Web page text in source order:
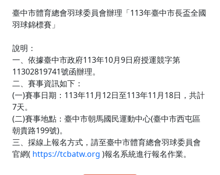
臺中市體育總會羽球委員會辦理「113年臺中市長盃全國
羽球錦標賽」
說明：
一、依據臺中市政府113年10月9日府授運競字第
11302819741號函辦理。
二、賽事資訊如下：
(一)賽事日期：113年11月12日至113年11月18日，共計
7天。
(二)賽事地點：臺中市朝馬國民運動中心(臺中市西屯區
朝貴路199號)。
三、採線上報名方式，請至臺中市體育總會羽球委員會
官網( https://tcbatw.org )報名系統進行報名作業。